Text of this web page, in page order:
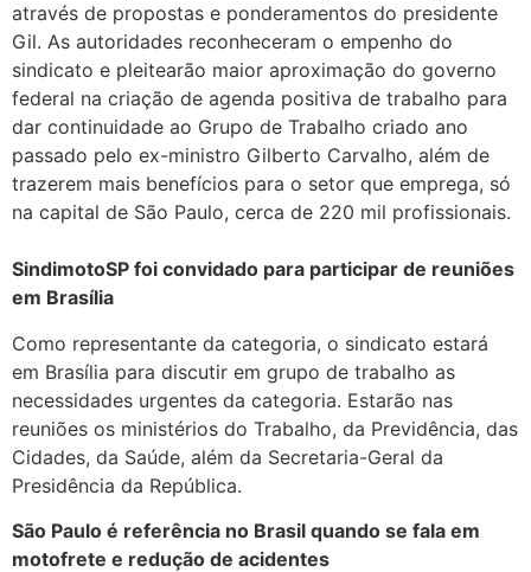
através de propostas e ponderamentos do presidente
Gil. As autoridades reconheceram o empenho do
sindicato e pleitearão maior aproximação do governo
federal na criação de agenda positiva de trabalho para
dar continuidade ao Grupo de Trabalho criado ano
passado pelo ex-ministro Gilberto Carvalho, além de
trazerem mais benefícios para o setor que emprega, só
na capital de São Paulo, cerca de 220 mil profissionais.
SindimotoSP foi convidado para participar de reuniões
em Brasília
Como representante da categoria, o sindicato estará
em Brasília para discutir em grupo de trabalho as
necessidades urgentes da categoria. Estarão nas
reuniões os ministérios do Trabalho, da Previdência, das
Cidades, da Saúde, além da Secretaria-Geral da
Presidência da República.
São Paulo é referência no Brasil quando se fala em
motofrete e redução de acidentes